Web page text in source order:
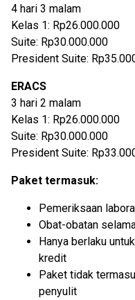
4 hari 3 malam
Kelas 1: Rp26.000.000
Suite: Rp30.000.000
President Suite:
ERACS
3 hari 2 malam
Kelas 1: Rp26.000.000
Suite: Rp30.000.000
President Suite:
Paket termasuk:
Pemeriksaan
Obat-obatan
Hanya berlaku
kredit
Paket tidak
penyulit